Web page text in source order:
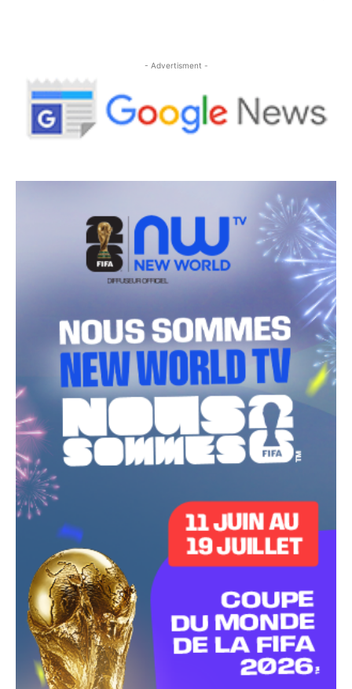
- Advertisment -